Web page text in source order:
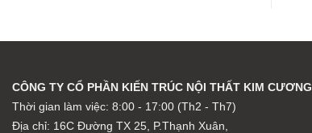
CÔNG TY CỔ PHẦN KIẾN TRÚC NỘI THẤT KIM CƯƠNG
Thời gian làm việc: 8:00 - 17:00 (Th2 - Th7)
Địa chỉ: 16C Đường TX 25, P.Thạnh Xuân,